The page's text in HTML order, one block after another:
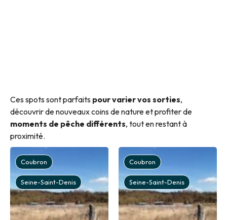
Ces spots sont parfaits pour varier vos sorties,
découvrir de nouveaux coins de nature et profiter de
moments de pêche différents, tout en restant à
proximité.
Coubron
Seine-Saint-Denis
Coubron
Seine-Saint-Denis